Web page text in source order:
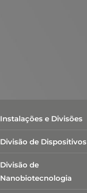
Instalações e Divisões
Divisão de Dispositivos
Divisão de
Nanobiotecnologia​